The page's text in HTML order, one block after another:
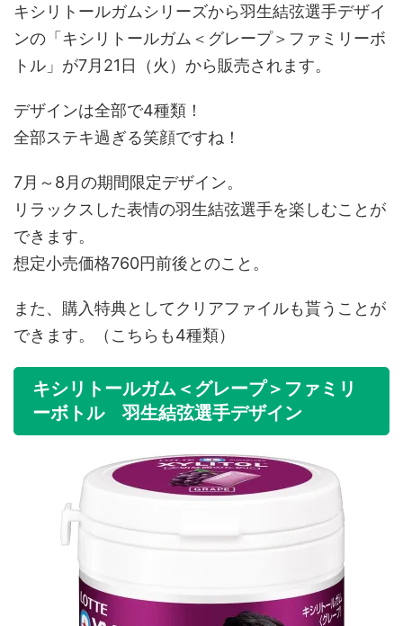
キシリトールガムシリーズから羽生結弦選手デザイ
ンの「キシリトールガム＜グレープ＞ファミリーボ
トル」が7月21日（火）から販売されます。
デザインは全部で4種類！
全部ステキ過ぎる笑顔ですね！
7月～8月の期間限定デザイン。
リラックスした表情の羽生結弦選手を楽しむことが
できます。
想定小売価格760円前後とのこと。
また、購入特典としてクリアファイルも貰うことが
できます。（こちらも4種類）
キシリトールガム＜グレープ＞ファミリ
ーボトル 羽生結弦選手デザイン